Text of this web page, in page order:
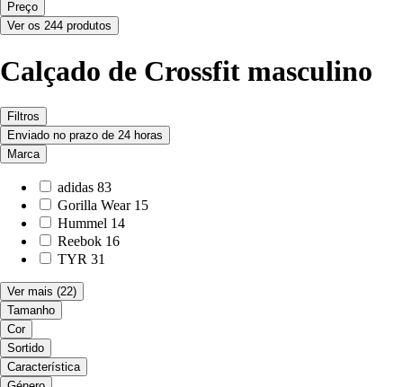
Preço
Ver os 244 produtos
Calçado de Crossfit masculino
Filtros
Enviado no prazo de 24 horas
Marca
adidas 83
Gorilla Wear 15
Hummel 14
Reebok 16
TYR 31
Ver mais (22)
Tamanho
Cor
Sortido
Característica